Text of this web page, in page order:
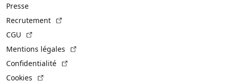
Presse
Recrutement
CGU
Mentions légales
Confidentialité
Cookies